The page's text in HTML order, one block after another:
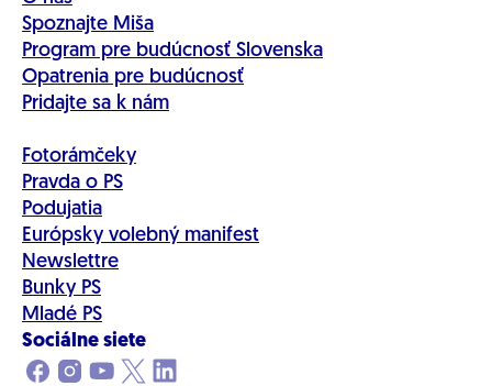
Spoznajte Miša
Program pre budúcnosť Slovenska
Opatrenia pre budúcnosť
Pridajte sa k nám
Fotorámčeky
Pravda o PS
Podujatia
Európsky volebný manifest
Newslettre
Bunky PS
Mladé PS
Sociálne siete